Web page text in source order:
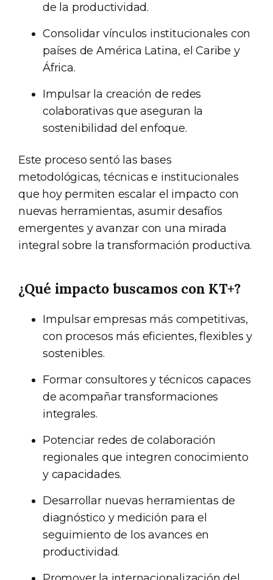
de la productividad.
Consolidar vínculos institucionales con
países de América Latina, el Caribe y
África.
Impulsar la creación de redes
colaborativas que aseguran la
sostenibilidad del enfoque.
Este proceso sentó las bases
metodológicas, técnicas e institucionales
que hoy permiten escalar el impacto con
nuevas herramientas, asumir desafíos
emergentes y avanzar con una mirada
integral sobre la transformación productiva.
¿Qué impacto buscamos con KT+?
Impulsar empresas más competitivas,
con procesos más eficientes, flexibles y
sostenibles.
Formar consultores y técnicos capaces
de acompañar transformaciones
integrales.
Potenciar redes de colaboración
regionales que integren conocimiento
y capacidades.
Desarrollar nuevas herramientas de
diagnóstico y medición para el
seguimiento de los avances en
productividad.